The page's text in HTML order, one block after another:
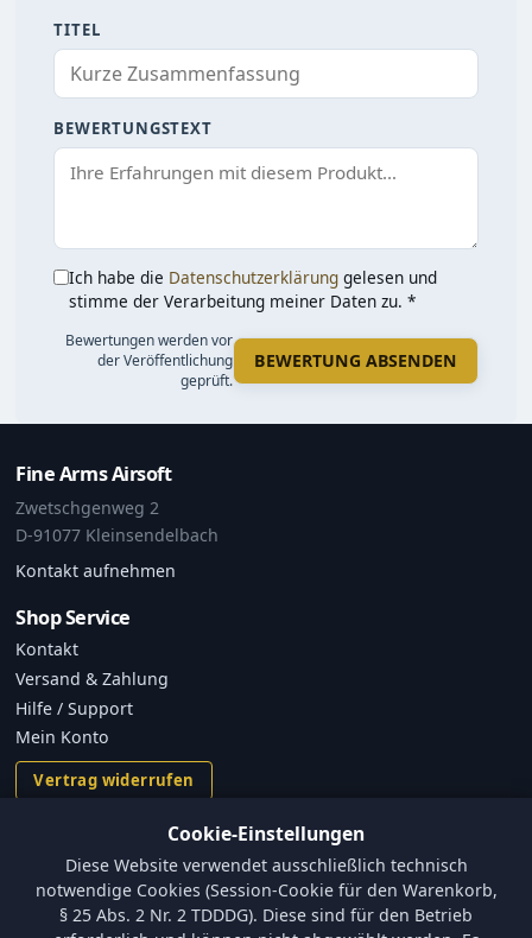
TITEL
BEWERTUNGSTEXT
Ich habe die Datenschutzerklärung gelesen und
stimme der Verarbeitung meiner Daten zu. *
Bewertungen werden vor
der Veröffentlichung
geprüft.
BEWERTUNG ABSENDEN
Fine Arms Airsoft
Zwetschgenweg 2
D-91077 Kleinsendelbach
Kontakt aufnehmen
Shop Service
Kontakt
Versand & Zahlung
Hilfe / Support
Mein Konto
Vertrag widerrufen
Versand und Zahlungsbedingungen
Batterieverordnung & Sicherheitshinweise
Datenschutz
Cookie-Einstellungen
Diese Website verwendet ausschließlich technisch
notwendige Cookies (Session-Cookie für den Warenkorb,
§ 25 Abs. 2 Nr. 2 TDDDG). Diese sind für den Betrieb